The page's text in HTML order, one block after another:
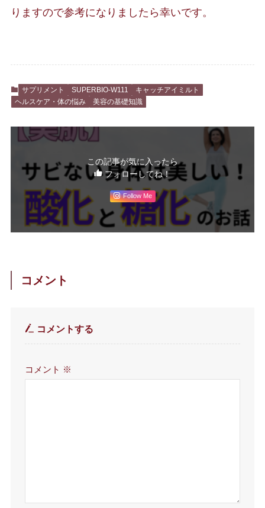
りますので参考になりましたら幸いです。
サプリメント SUPERBIO-W111
キャッチアイミルト
ヘルスケア・体の悩み
美容の基礎知識
この記事が気に入ったら
フォローしてね！
Follow Me
コメント
コメントする
コメント ※